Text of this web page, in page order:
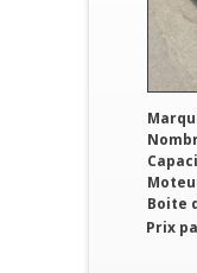
Boite
Prix